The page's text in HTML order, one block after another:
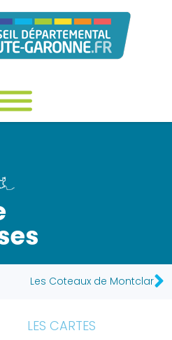
Les Coteaux de Montclar
LES CARTES